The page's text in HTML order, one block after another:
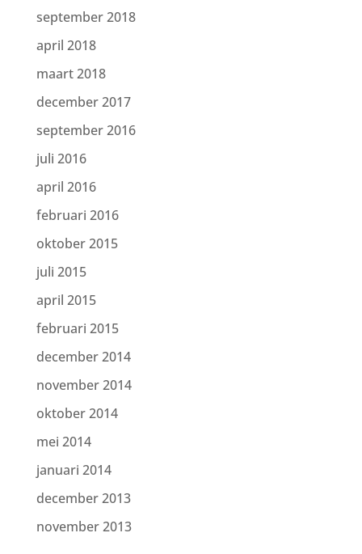
september 2018
april 2018
maart 2018
december 2017
september 2016
juli 2016
april 2016
februari 2016
oktober 2015
juli 2015
april 2015
februari 2015
december 2014
november 2014
oktober 2014
mei 2014
januari 2014
december 2013
november 2013